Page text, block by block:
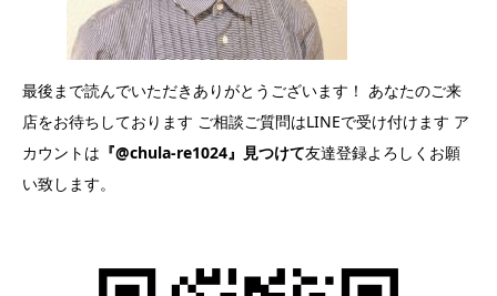
最後まで読んでいただきありがとうございます！ あなたのご来
店をお待ちしております ご相談ご質問はLINEで受け付けます ア
カウントは 『@chula-re1024』見つけて友達登録よろしくお願
い致します。